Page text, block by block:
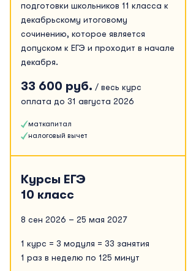
подготовки школьников 11 класса к
декабрьскому итоговому
сочинению, которое является
допуском к ЕГЭ и проходит в начале
декабря.
33 600 руб. / весь курс
оплата до 31 августа 2026
маткапитал
налоговый вычет
Курсы ЕГЭ
10 класс
8 сен 2026 – 25 мая 2027
1 курс = 3 модуля = 33 занятия
1 раз в неделю по 125 минут